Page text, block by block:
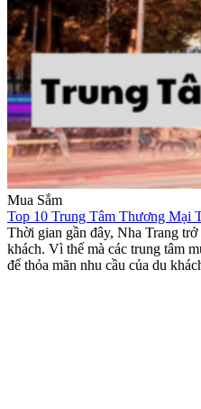
Mua Sắm
Top 10 Trung Tâm Thương Mại
Thời gian gần đây, Nha Trang
khách. Vì thế mà các trung tâm
để thỏa mãn nhu cầu của du